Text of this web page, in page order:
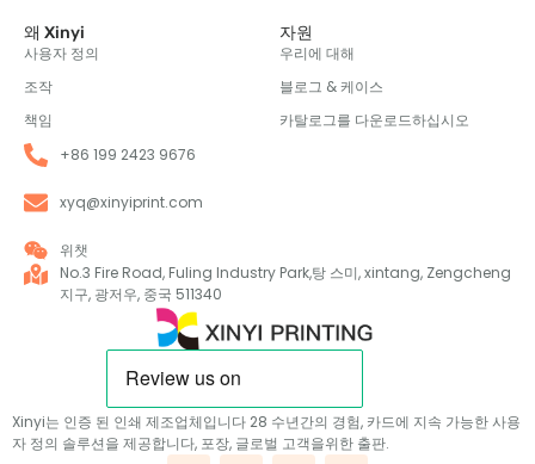
Xinyi는 인증 된 인쇄 제조업체입니다 28 수년간의 경험, 카드에 지속 가능한 사용
자 정의 솔루션을 제공합니다, 포장, 글로벌 고객을위한 출판.
왜 Xinyi
사용자 정의
조작
책임
자원
우리에 대해
블로그 & 케이스
카탈로그를 다운로드하십시오
+86 199 2423 9676
xyq@xinyiprint.com
위챗
No.3 Fire Road, Fuling Industry Park,탕 스미, xintang, Zengcheng
지구, 광저우, 중국 511340